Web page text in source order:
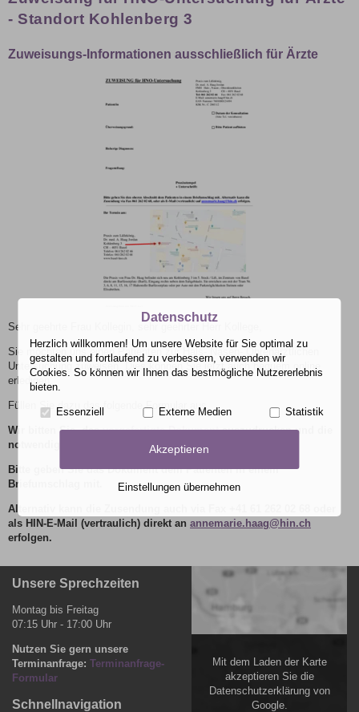
- Standort Kohlenberg 3
Zuweisungs-Informationen ausschließlich für Ärzte
Sehr geehrte Frau Kollegin, sehr geehrter Herr Kollege,
Sie möchten uns einen Patienten zur Hals- Nasen- Ohrenärztlichen
Untersuchung zuweisen. Dies können Sie jetzt auch bequem online
erledigen.
Füllen Sie dazu das folgende Formular aus.
Wir bitten Sie, dasvorgefertigte Dokumentauszudrucken und die
notwendigen Patientendaten einzutragen.
Bitte geben Sie das Dokument dem Patienten in einem
Briefumschlag mit.
Alternativ kann die Zusendung auch via Fax +41 61 262 02 68 oder
als HIN-E-Mail (vertraulich) direkt an annemarie.haag@hin.ch
erfolgen.
Unsere Sprechzeiten
Montag bis Freitag
07:15 Uhr - 17:00 Uhr
Nutzen Sie gern unsere
Terminanfrage: Terminanfrage-
Formular
Schnellnavigation
Mit dem Laden der Karte
akzeptieren Sie die
Datenschutzerklärung von
Google.
Datenschutz
Herzlich willkommen! Um unsere Website für Sie optimal zu
gestalten und fortlaufend zu verbessern, verwenden wir
Cookies. So können wir Ihnen das bestmögliche Nutzererlebnis
bieten.
Essenziell Externe Medien Statistik
Akzeptieren
Einstellungen übernehmen